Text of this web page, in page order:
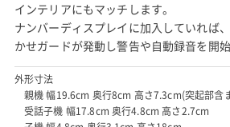
インテリアにもマッチします。
ナンバーディスプレイに加入していれば
かせガードが発動し警告や自動録音を開始
外形寸法
親機 幅19.6cm 奥行8cm 高さ7.3cm(突起部含
受話子機 幅17.8cm 奥行4.8cm 高さ2.7cm